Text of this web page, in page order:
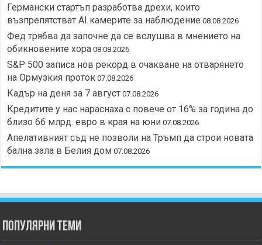
Германски стартъп разработва дрехи, които
възпрепятстват AI камерите за наблюдение 08.08.2026
Фед трябва да започне да се вслушва в мнението на
обикновените хора 08.08.2026
S&P 500 записа нов рекорд в очакване на отварянето
на Ормузкия проток 07.08.2026
Кадър на деня за 7 август 07.08.2026
Кредитите у нас нараснаха с повече от 16% за година до
близо 66 млрд. евро в края на юни 07.08.2026
Апелативният съд не позволи на Тръмп да строи новата
бална зала в Белия дом 07.08.2026
Популярни теми